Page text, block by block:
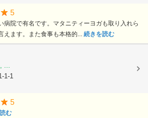
5
病院で有名です。マタニティーヨガも取り入れら
えます。また食事も本格的... 続きを読む
...
1-1
5
む